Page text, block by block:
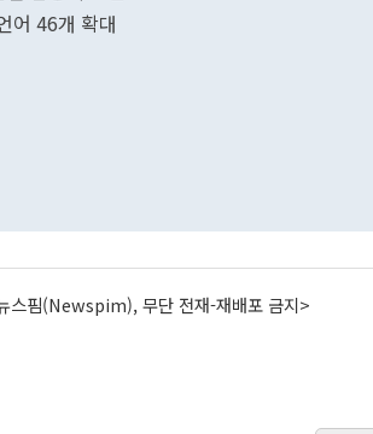
어 46개 확대
스핌(Newspim), 무단 전재-재배포 금지>